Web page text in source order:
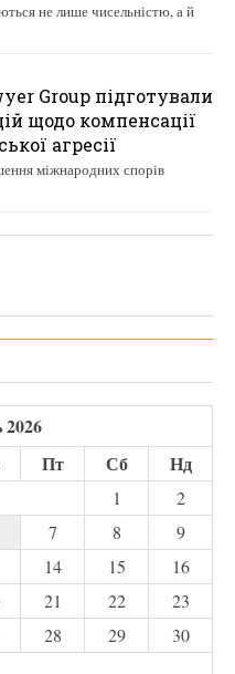
не лише чисельністю, а й
Group підготували
щодо компенсації
агресії
міжнародних спорів
Пт Сб Нд
1
2
7 8
9
14 15
16
21 22
23
28 29
30